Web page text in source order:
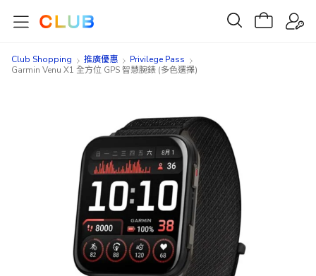
Club Shopping 推廣優惠
Privilege Pass
Garmin Venu X1 全方位 GPS 智慧腕錶 (多色選擇)